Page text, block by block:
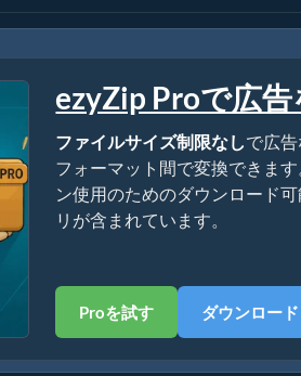
ezyZip Proで広告
ファイルサイズ制限なしで広
フォーマット間で変換できま
ン使用のためのダウンロード
リが含まれています。
Proを試す ダウンロード